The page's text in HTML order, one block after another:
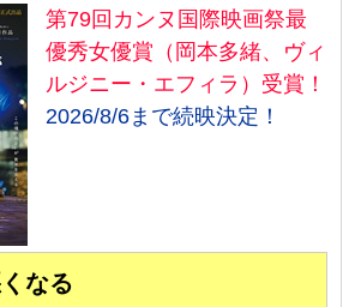
第79回カンヌ国際映画祭最
優秀女優賞（岡本多緒、ヴィ
ルジニー・エフィラ）受賞！
2026/8/6まで続映決定！
なる